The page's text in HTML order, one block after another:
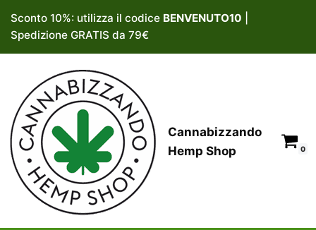
Vai
al
contenuto
Sconto 10%: utilizza il codice BENVENUTO10
Spedizione GRATIS da 79€
Cannabizzando
Hemp Shop
0